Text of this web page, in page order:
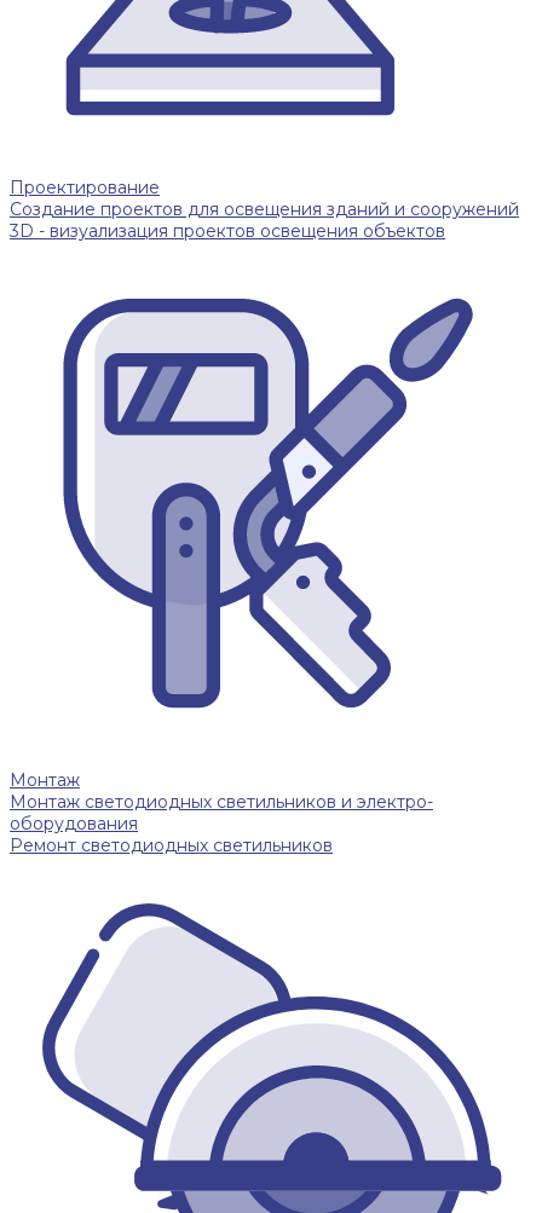
Проектирование
Создание проектов для освещения зданий и сооружений
3D - визуализация проектов освещения объектов
Монтаж
Монтаж светодиодных светильников и электро-
оборудования
Ремонт светодиодных светильников